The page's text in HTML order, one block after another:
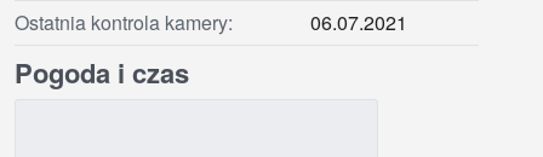
Ostatnia kontrola kamery:
06.07.2021
Pogoda i czas